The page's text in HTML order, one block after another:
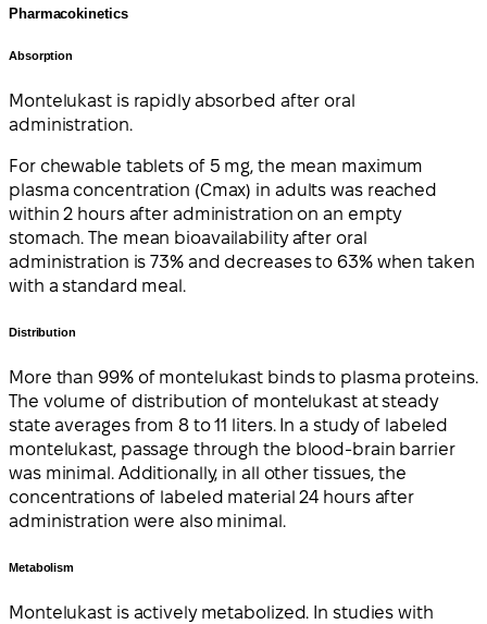
Pharmacokinetics
Absorption
Montelukast is rapidly absorbed after oral
administration.
For chewable tablets of 5 mg, the mean maximum
plasma concentration (Cmax) in adults was reached
within 2 hours after administration on an empty
stomach. The mean bioavailability after oral
administration is 73% and decreases to 63% when taken
with a standard meal.
Distribution
More than 99% of montelukast binds to plasma proteins.
The volume of distribution of montelukast at steady
state averages from 8 to 11 liters. In a study of labeled
montelukast, passage through the blood-brain barrier
was minimal. Additionally, in all other tissues, the
concentrations of labeled material 24 hours after
administration were also minimal.
Metabolism
Montelukast is actively metabolized. In studies with